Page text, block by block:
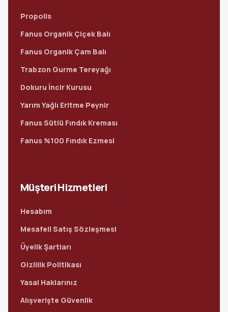
Propolis
Fanus Organik Çiçek Balı
Fanus Organik Çam Balı
Trabzon Gurme Tereyağı
Dokuru İncir Kurusu
Yarım Yağlı Eritme Peynir
Fanus Sütlü Fındık Kreması
Fanus %100 Fındık Ezmesi
Müşteri Hizmetleri
Hesabım
Mesafeli Satış Sözleşmesi
Üyelik Şartları
Gizlilik Politikası
Yasal Haklarınız
Alışverişte Güvenlik